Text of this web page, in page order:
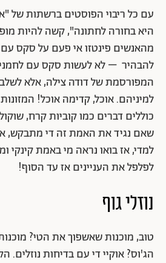
עם כל ריבוי הפוסטים ברשתות של
מהאנשים פינטזו אי פעם על סקס עם
להבהיר – לא לעשות סקס עם
המפורסמת של דודה צילה, אלא
למיניהם. אוכל, קדימה אוכל!
כוללים דברים כמו קוביות קרח,
שאם נגיד את האמת זה די מתבקש,
למדי, אז בואו נראה מי באמת קינקי
לפלפל את העניינים אז עד הסוף!
נוזלי גוף
טוב, מוכנות שאשפוך את הטי?
הג'וס? אוקיי די עם בדיחות נוזלים.